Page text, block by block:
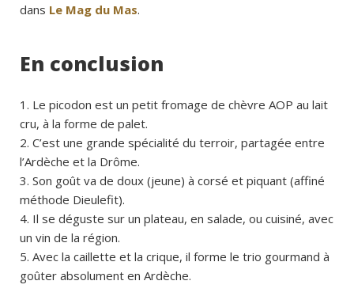
dans Le Mag du Mas.
En conclusion
Le picodon est un petit fromage de chèvre AOP au lait
cru, à la forme de palet.
C’est une grande spécialité du terroir, partagée entre
l’Ardèche et la Drôme.
Son goût va de doux (jeune) à corsé et piquant (affiné
méthode Dieulefit).
Il se déguste sur un plateau, en salade, ou cuisiné, avec
un vin de la région.
Avec la caillette et la crique, il forme le trio gourmand à
goûter absolument en Ardèche.